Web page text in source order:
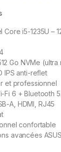
Core i5-1235U –
Go NVMe
IPS anti-reflet
et professionnel
Fi 6 + Bluetooth
A, HDMI, RJ45
confortable
avancées